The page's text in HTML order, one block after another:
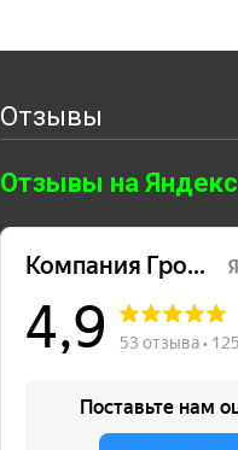
Отзывы
Отзывы на Яндекс